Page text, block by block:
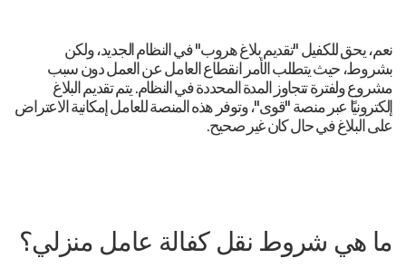
نعم، يحق للكفيل "تقديم بلاغ هروب" في النظام الجديد، ولكن
بشروط، حيث يتطلب الأمر انقطاع العامل عن العمل دون سبب
مشروع ولفترة تتجاوز المدة المحددة في النظام. يتم تقديم البلاغ
إلكترونيًا عبر منصة "قوى"، وتوفر هذه المنصة للعامل إمكانية الاعتراض
على البلاغ في حال كان غير صحيح.
ما هي شروط نقل كفالة عامل منزلي؟